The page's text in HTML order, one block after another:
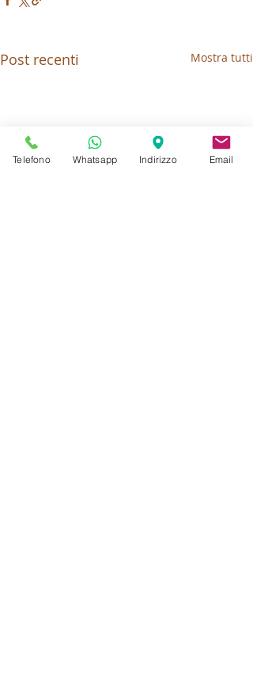
Post recenti Mostra tutti
Telefono Whatsapp Indirizzo Email